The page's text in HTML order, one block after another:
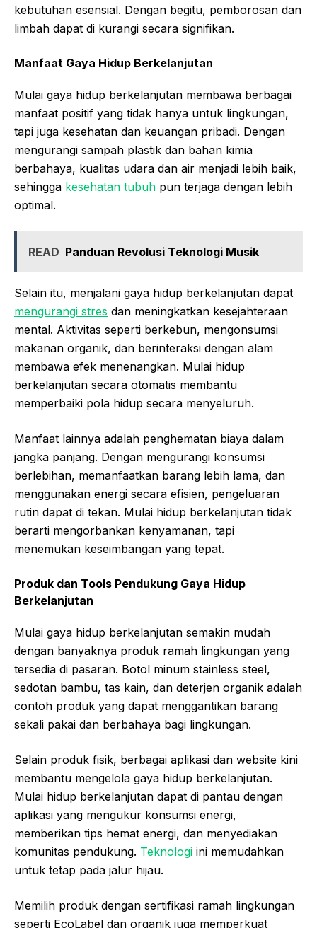
kebutuhan esensial. Dengan begitu, pemborosan dan
limbah dapat di kurangi secara signifikan.
Manfaat Gaya Hidup Berkelanjutan
Mulai gaya hidup berkelanjutan membawa berbagai
manfaat positif yang tidak hanya untuk lingkungan,
tapi juga kesehatan dan keuangan pribadi. Dengan
mengurangi sampah plastik dan bahan kimia
berbahaya, kualitas udara dan air menjadi lebih baik,
sehingga kesehatan tubuh pun terjaga dengan lebih
optimal.
READ Panduan Revolusi Teknologi Musik
Selain itu, menjalani gaya hidup berkelanjutan dapat
mengurangi stres dan meningkatkan kesejahteraan
mental. Aktivitas seperti berkebun, mengonsumsi
makanan organik, dan berinteraksi dengan alam
membawa efek menenangkan. Mulai hidup
berkelanjutan secara otomatis membantu
memperbaiki pola hidup secara menyeluruh.
Manfaat lainnya adalah penghematan biaya dalam
jangka panjang. Dengan mengurangi konsumsi
berlebihan, memanfaatkan barang lebih lama, dan
menggunakan energi secara efisien, pengeluaran
rutin dapat di tekan. Mulai hidup berkelanjutan tidak
berarti mengorbankan kenyamanan, tapi
menemukan keseimbangan yang tepat.
Produk dan Tools Pendukung Gaya Hidup
Berkelanjutan
Mulai gaya hidup berkelanjutan semakin mudah
dengan banyaknya produk ramah lingkungan yang
tersedia di pasaran. Botol minum stainless steel,
sedotan bambu, tas kain, dan deterjen organik adalah
contoh produk yang dapat menggantikan barang
sekali pakai dan berbahaya bagi lingkungan.
Selain produk fisik, berbagai aplikasi dan website kini
membantu mengelola gaya hidup berkelanjutan.
Mulai hidup berkelanjutan dapat di pantau dengan
aplikasi yang mengukur konsumsi energi,
memberikan tips hemat energi, dan menyediakan
komunitas pendukung. Teknologi ini memudahkan
untuk tetap pada jalur hijau.
Memilih produk dengan sertifikasi ramah lingkungan
seperti EcoLabel dan organik juga memperkuat